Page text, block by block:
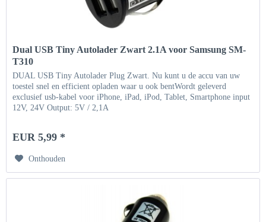
Dual USB Tiny Autolader Zwart 2.1A voor Samsung SM-
T310
DUAL USB Tiny Autolader Plug Zwart. Nu kunt u de accu van uw
toestel snel en efficient opladen waar u ook bentWordt geleverd
exclusief usb-kabel voor iPhone, iPad, iPod, Tablet, Smartphone input
12V, 24V Output: 5V / 2,1A
EUR 5,99 *
Onthouden